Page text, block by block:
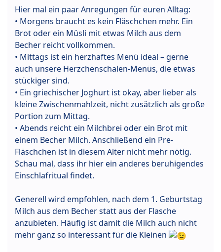
Hier mal ein paar Anregungen für euren Alltag:
• Morgens braucht es kein Fläschchen mehr. Ein
Brot oder ein Müsli mit etwas Milch aus dem
Becher reicht vollkommen.
• Mittags ist ein herzhaftes Menü ideal – gerne
auch unsere Herzchenschalen-Menüs, die etwas
stückiger sind.
• Ein griechischer Joghurt ist okay, aber lieber als
kleine Zwischenmahlzeit, nicht zusätzlich als große
Portion zum Mittag.
• Abends reicht ein Milchbrei oder ein Brot mit
einem Becher Milch. Anschließend ein Pre-
Fläschchen ist in diesem Alter nicht mehr nötig.
Schau mal, dass ihr hier ein anderes beruhigendes
Einschlafritual findet.
Generell wird empfohlen, nach dem 1. Geburtstag
Milch aus dem Becher statt aus der Flasche
anzubieten. Häufig ist damit die Milch auch nicht
mehr ganz so interessant für die Kleinen